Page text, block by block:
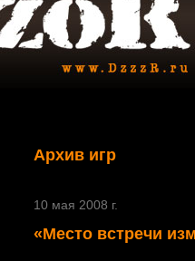
Архив игр
10 мая 2008 г.
«Место встречи